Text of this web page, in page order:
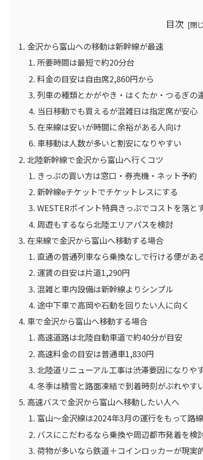
目次
金沢から富山への移動は新幹線が最速
所要時間は最短で約20分台
料金の目安は自由席2,860円から
列車の種類とかがやき・はくたか・つるぎの
当日移動でも買えるが混雑日は指定席が安心
在来線は安いが時間に余裕がある人向け
車移動は人数が多いと割安になりやすい
北陸新幹線で金沢から富山へ行くコツ
きっぷの買い方は窓口・券売機・ネット予約
新幹線eチケットでチケットレスにする
WESTERポイント特典きっぷでコストを落と
周遊もするなら北陸エリアパスを検討
在来線で金沢から富山へ移動する場合
直通の普通列車なら乗換なしで行ける便があ
運賃の目安は片道1,290円
混雑と車内設備は新幹線よりシンプル
途中下車で高岡や石動を回りたい人に向く
車で金沢から富山へ移動する場合
高速道路は北陸自動車道で約40分が目安
高速料金の目安は普通車1,830円
北陸道リニューアル工事は渋滞要因になりや
冬季は積雪と路面凍結で到着時刻がぶれやす
高速バスで金沢から富山へ移動したい人へ
富山〜金沢線は2024年3月の運行をもって路
バスにこだわるなら乗換や周辺都市発着を検
荷物が多いなら鉄道＋コインロッカーが現実